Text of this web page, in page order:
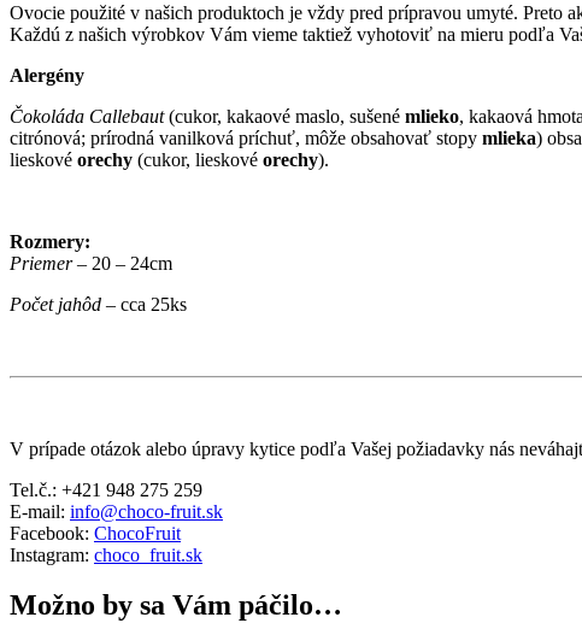
Ovocie použité v našich produktoch je vždy pred prípravou umyté. Preto
Každú z našich výrobkov Vám vieme taktiež vyhotoviť na mieru podľa
Alergény
Čokoláda Callebaut(cukor, kakaové maslo, sušené mlieko, kakaová
citrónová; prírodná vanilková príchuť, môže obsahovať stopy mlieka)
lieskové orechy (cukor, lieskové orechy).
Rozmery:
Priemer– 20 – 24cm
Počet jahôd – cca 25ks
V prípade otázok alebo úpravy kytice podľa Vašej požiadavky nás
Tel.č.: +421 948 275 259
E-mail: info@choco-fruit.sk
Facebook: ChocoFruit
Instagram: choco_fruit.sk
Možno by sa Vám páčilo…